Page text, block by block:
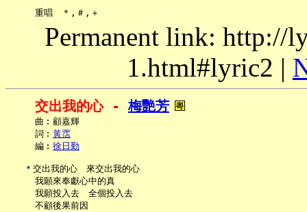
Permanent link: http://
1.html#lyric2 |
交出我的心 - 梅艷芳
     曲︰顧嘉輝
     詞︰
黃霑
     編︰
徐日勤
   ＊交出我的心　來交出我的心
     我願來奉獻心中的真
     我願投入去　全個投入去
     不顧後果前因